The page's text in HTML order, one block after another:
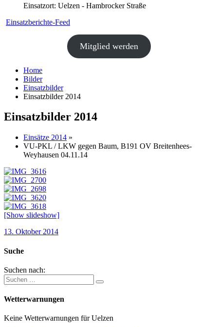
Einsatzort: Uelzen - Hambrocker Straße
Einsatzberichte-Feed
Mitglied werden
Home
Bilder
Einsatzbilder
Einsatzbilder 2014
Einsatzbilder 2014
Einsätze 2014 »
VU-PKL / LKW gegen Baum, B191 OV Breitenhees-
Weyhausen 04.11.14
[Show slideshow]
13. Oktober 2014
Suche
Suchen nach:
Wetterwarnungen
Keine Wetterwarnungen für Uelzen